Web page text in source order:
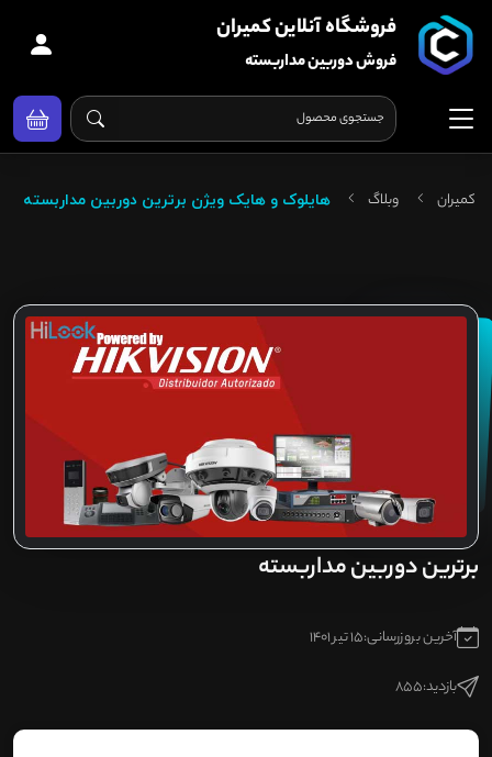
فروشگاه آنلاین کمیران
فروش دوربین مداربسته
کمیران وبلاگ هایلوک و هایک ویژن برترین دوربین مداربسته
برترین دوربین مداربسته
آخرین بروزرسانی:15 تیر 1401
بازدید:855